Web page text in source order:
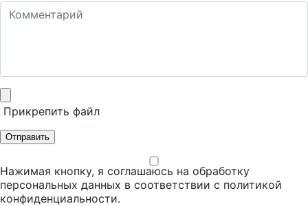
Прикрепить файл
Отправить
Нажимая кнопку, я соглашаюсь на обработку
персональных данных в соответствии с политикой
конфиденциальности.